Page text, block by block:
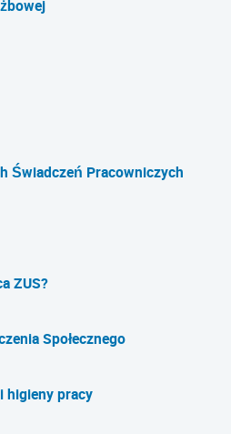
Świadczeń Pracowniczych
ZUS?
Społecznego
higieny pracy